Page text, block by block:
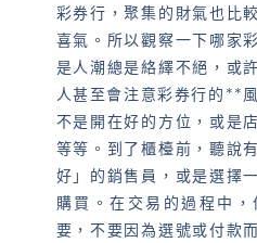
彩券行，聚集的財氣也比
喜氣。所以觀察一下哪家
是人潮總是絡繹不絕，或
人甚至會注意彩券行的**
不是開在好的方位，或是
等等。到了櫃檯前，聽說
好」的銷售員，或是選擇
購買。在交易的過程中
要，不要因為選號或付款